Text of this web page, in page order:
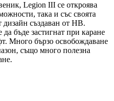
Legion III се откроява
така и със своята
създаван от HB.
бъде застигнат при каране
Много бързо освобождаване
също много полезна